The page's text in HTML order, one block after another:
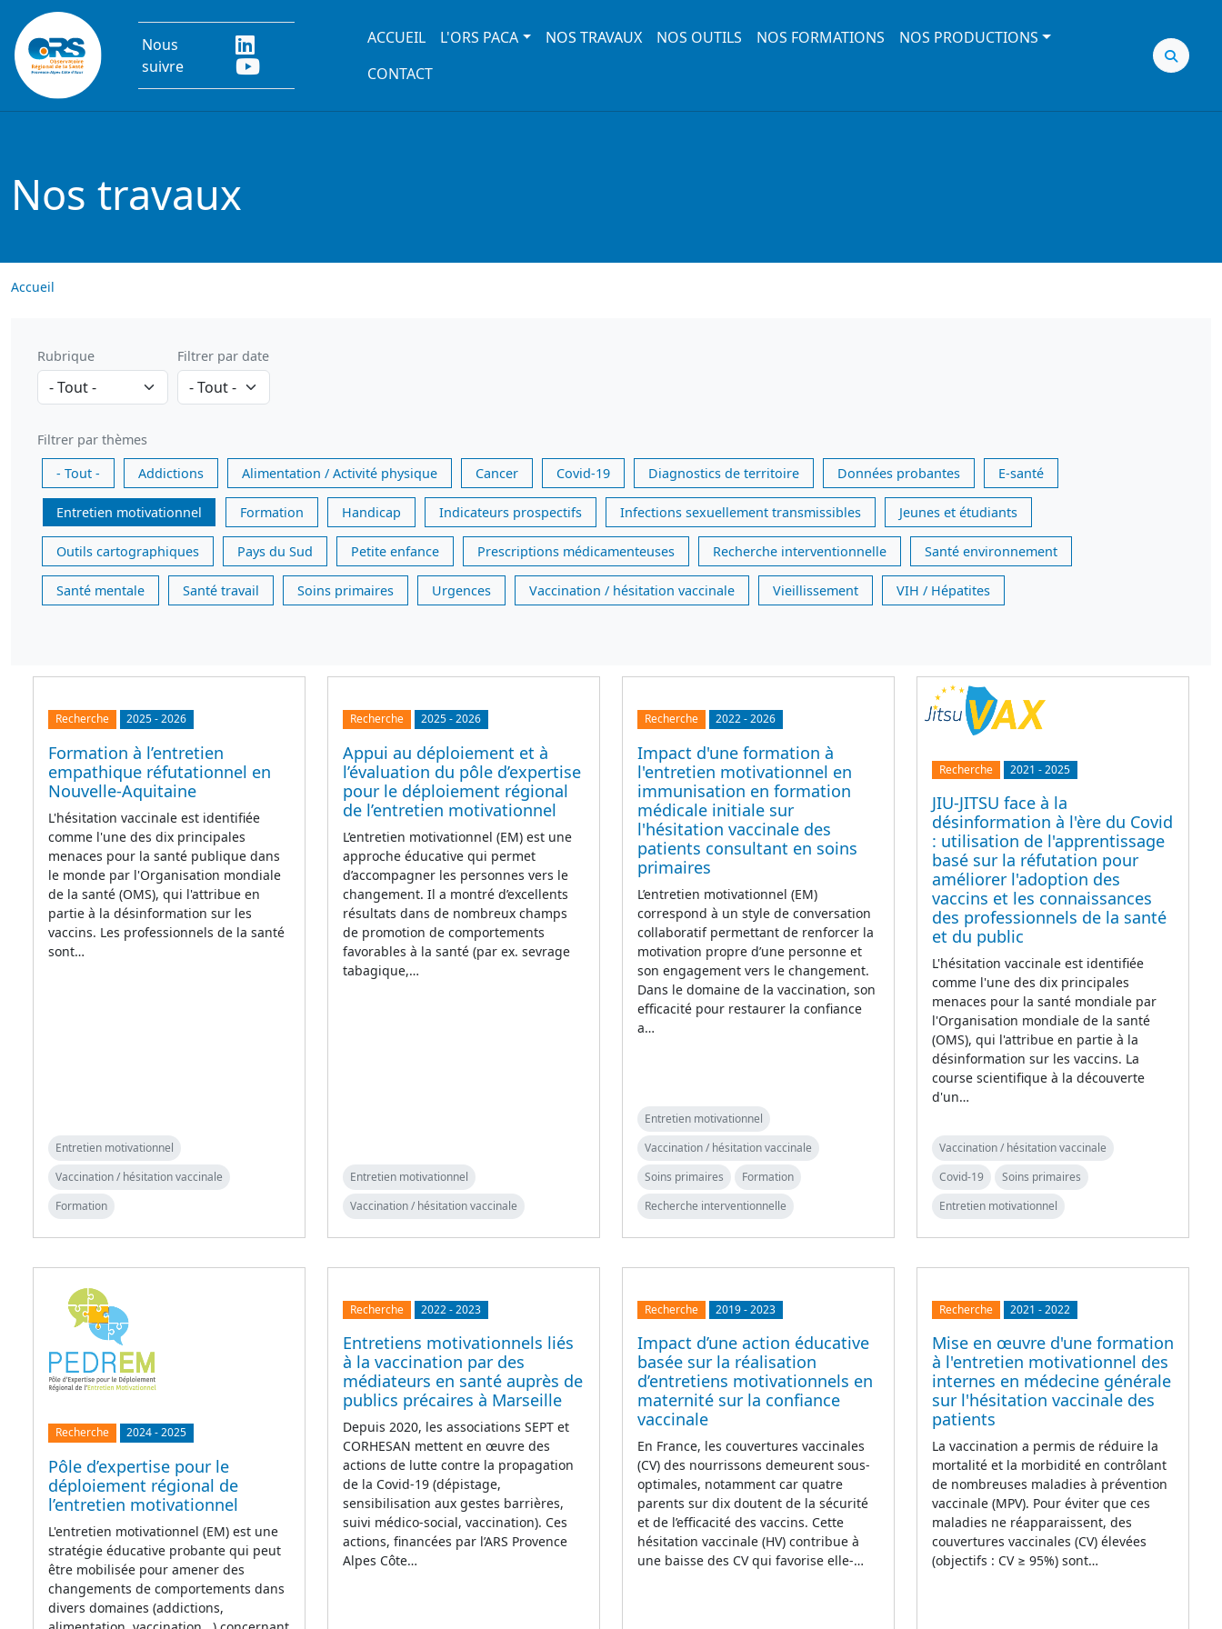
Aller au contenu principal
Nous
suivre
Main navigation
ACCUEIL L'ORS PACA NOS TRAVAUX NOS OUTILS NOS FORMATIONS
NOS PRODUCTIONS
CONTACT
Nos travaux
Accueil
Rubrique Filtrer par date
Filtrer par thèmes
- Tout -
Addictions Alimentation / Activité physique Cancer Covid-19 Diagnostics de territoire Données probantes E-santé
Entretien motivationnel Formation Handicap Indicateurs prospectifs Infections sexuellement transmissibles Jeunes et étudiants
Outils cartographiques Pays du Sud Petite enfance Prescriptions médicamenteuses Recherche interventionnelle Santé environnement
Santé mentale Santé travail Soins primaires Urgences Vaccination / hésitation vaccinale Vieillissement VIH / Hépatites
Recherche 2025-2026
Formation à l’entretien
empathique réfutationnel en
Nouvelle-Aquitaine
L'hésitation vaccinale est identifiée
comme l'une des dix principales
menaces pour la santé publique dans
le monde par l'Organisation mondiale
de la santé (OMS), qui l'attribue en
partie à la désinformation sur les
vaccins. Les professionnels de la santé
sont…
Entretien motivationnel
Vaccination / hésitation vaccinale
Formation
Recherche 2025-2026
Appui au déploiement et à
l’évaluation du pôle d’expertise
pour le déploiement régional
de l’entretien motivationnel
L’entretien motivationnel (EM) est une
approche éducative qui permet
d’accompagner les personnes vers le
changement. Il a montré d’excellents
résultats dans de nombreux champs
de promotion de comportements
favorables à la santé (par ex. sevrage
tabagique,…
Entretien motivationnel
Vaccination / hésitation vaccinale
Recherche 2022-2026
Impact d'une formation à
l'entretien motivationnel en
immunisation en formation
médicale initiale sur
l'hésitation vaccinale des
patients consultant en soins
primaires
L’entretien motivationnel (EM)
correspond à un style de conversation
collaboratif permettant de renforcer la
motivation propre d’une personne et
son engagement vers le changement.
Dans le domaine de la vaccination, son
efficacité pour restaurer la confiance
a…
Entretien motivationnel
Vaccination / hésitation vaccinale
Soins primaires
Formation
Recherche interventionnelle
Recherche 2021 -2025
JIU-JITSU face à la
désinformation à l'ère du Covid
: utilisation de l'apprentissage
basé sur la réfutation pour
améliorer l'adoption des
vaccins et les connaissances
des professionnels de la santé
et du public
L'hésitation vaccinale est identifiée
comme l'une des dix principales
menaces pour la santé mondiale par
l'Organisation mondiale de la santé
(OMS), qui l'attribue en partie à la
désinformation sur les vaccins. La
course scientifique à la découverte
d'un…
Vaccination / hésitation vaccinale
Covid-19
Soins primaires
Entretien motivationnel
Recherche 2024-2025
Pôle d’expertise pour le
déploiement régional de
l’entretien motivationnel
L'entretien motivationnel (EM) est une
stratégie éducative probante qui peut
être mobilisée pour amener des
changements de comportements dans
divers domaines (addictions,
Recherche 2022-2023
Entretiens motivationnels liés
à la vaccination par des
médiateurs en santé auprès de
publics précaires à Marseille
Depuis 2020, les associations SEPT et
CORHESAN mettent en œuvre des
actions de lutte contre la propagation
de la Covid-19 (dépistage,
sensibilisation aux gestes barrières,
suivi médico-social, vaccination). Ces
actions, financées par l’ARS Provence
Alpes Côte…
Recherche 2019-2023
Impact d’une action éducative
basée sur la réalisation
d’entretiens motivationnels en
maternité sur la confiance
vaccinale
En France, les couvertures vaccinales
(CV) des nourrissons demeurent sous-
optimales, notamment car quatre
parents sur dix doutent de la sécurité
et de l’efficacité des vaccins. Cette
hésitation vaccinale (HV) contribue à
une baisse des CV qui favorise elle-…
Recherche 2021 -2022
Mise en œuvre d'une formation
à l'entretien motivationnel des
internes en médecine générale
sur l'hésitation vaccinale des
patients
La vaccination a permis de réduire la
mortalité et la morbidité en contrôlant
de nombreuses maladies à prévention
vaccinale (MPV). Pour éviter que ces
maladies ne réapparaissent, des
couvertures vaccinales (CV) élevées
(objectifs : CV ≥ 95%) sont…